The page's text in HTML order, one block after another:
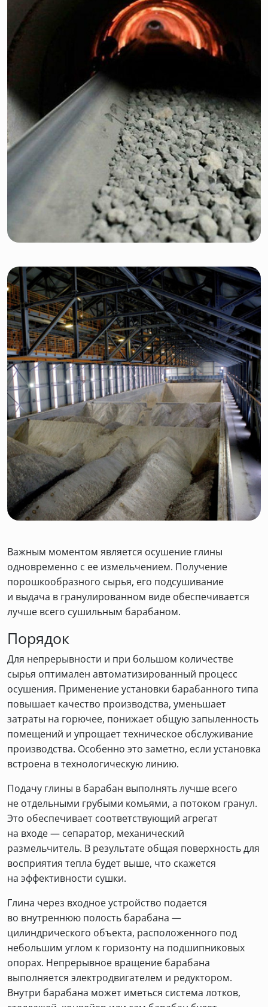
Важным моментом является осушение глины
одновременно с ее измельчением. Получение
порошкообразного сырья, его подсушивание
и выдача в гранулированном виде обеспечивается
лучше всего сушильным барабаном.
Порядок
Для непрерывности и при большом количестве
сырья оптимален автоматизированный процесс
осушения. Применение установки барабанного типа
повышает качество производства, уменьшает
затраты на горючее, понижает общую запыленность
помещений и упрощает техническое обслуживание
производства. Особенно это заметно, если установка
встроена в технологическую линию.
Подачу глины в барабан выполнять лучше всего
не отдельными грубыми комьями, а потоком гранул.
Это обеспечивает соответствующий агрегат
на входе — сепаратор, механический
размельчитель. В результате общая поверхность для
восприятия тепла будет выше, что скажется
на эффективности сушки.
Глина через входное устройство подается
во внутреннюю полость барабана —
цилиндрического объекта, расположенного под
небольшим углом к горизонту на подшипниковых
опорах. Непрерывное вращение барабана
выполняется электродвигателем и редуктором.
Внутри барабана может иметься система лотков,